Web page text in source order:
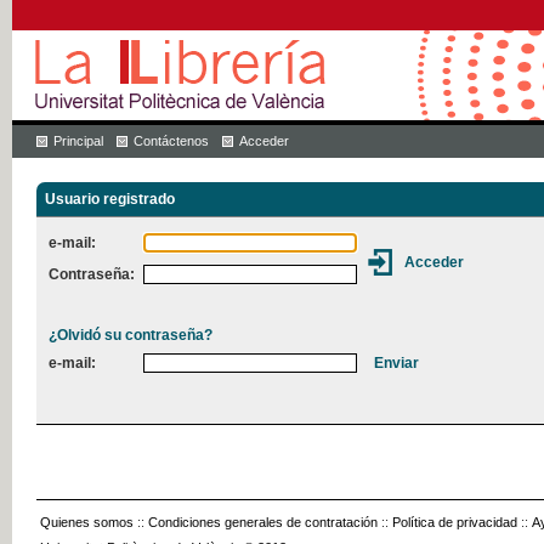
Principal Contáctenos Acceder
Usuario registrado
e-mail:
Contraseña:
¿Olvidó su contraseña?
e-mail:
Quienes somos :: Condiciones generales de contratación :: Política de privacidad ::